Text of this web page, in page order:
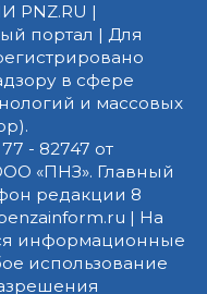
PNZ.RU |
портал | Для
в сфере
и массовых
- 82747 от
«ПНЗ». Главный
редакции 8
| На
информационные
использование